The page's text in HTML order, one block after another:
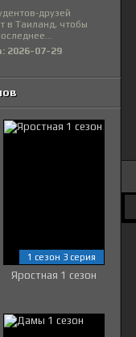
друзей
в Таиланд, чтобы
2026-07-29
Яростная 1 сезон
1 сезон 3 серия